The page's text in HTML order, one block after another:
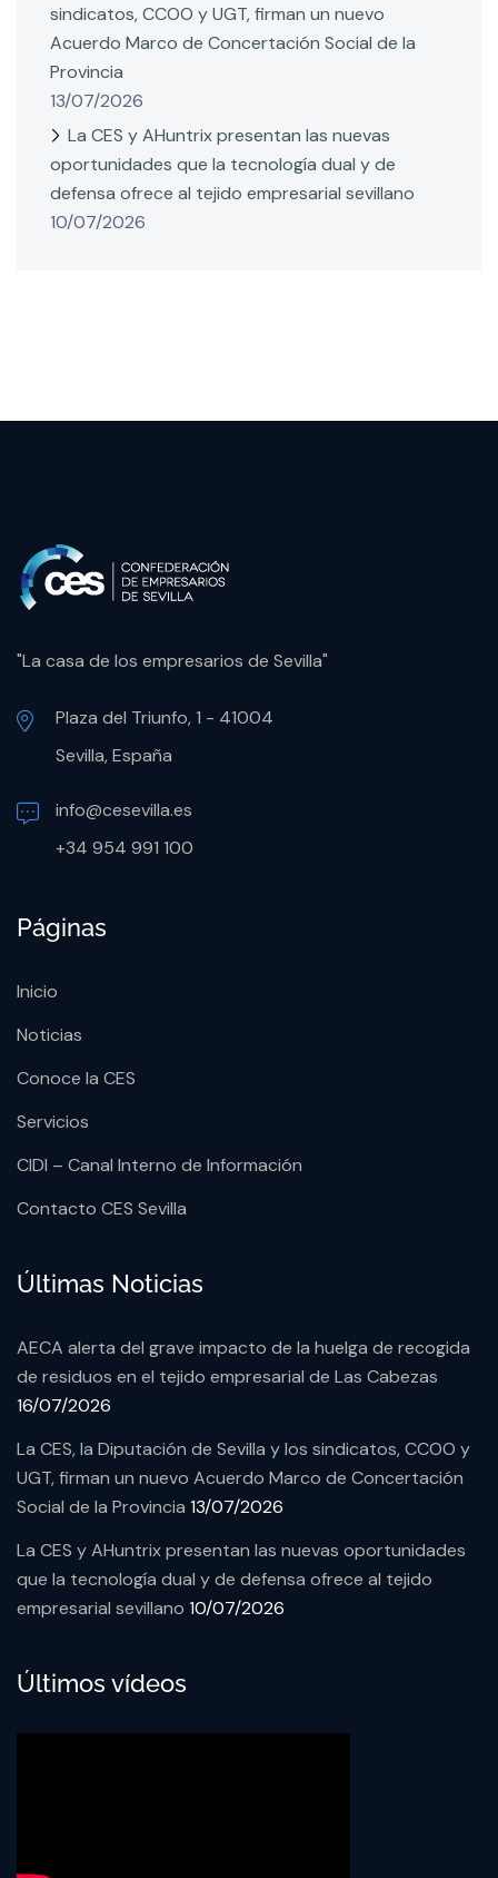
sindicatos, CCOO y UGT, firman un nuevo
Acuerdo Marco de Concertación Social de la
Provincia
13/07/2026
La CES y AHuntrix presentan las nuevas
oportunidades que la tecnología dual y de
defensa ofrece al tejido empresarial sevillano
10/07/2026
"La casa de los empresarios de Sevilla"
Plaza del Triunfo, 1 - 41004
Sevilla, España
info@cesevilla.es
+34 954 991 100
Páginas
Inicio
Noticias
Conoce la CES
Servicios
CIDI – Canal Interno de Información
Contacto CES Sevilla
Últimas Noticias
AECA alerta del grave impacto de la huelga de recogida
de residuos en el tejido empresarial de Las Cabezas
16/07/2026
La CES, la Diputación de Sevilla y los sindicatos, CCOO y
UGT, firman un nuevo Acuerdo Marco de Concertación
Social de la Provincia 13/07/2026
La CES y AHuntrix presentan las nuevas oportunidades
que la tecnología dual y de defensa ofrece al tejido
empresarial sevillano 10/07/2026
Últimos vídeos